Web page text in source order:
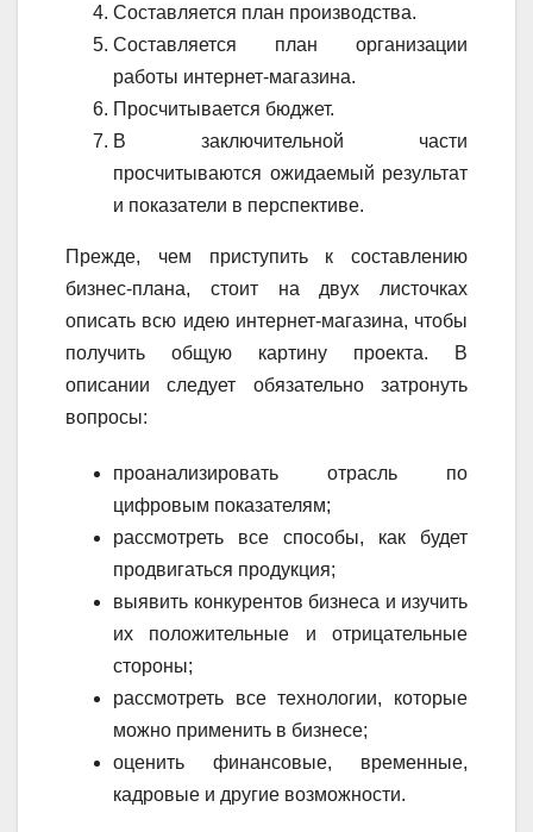
Составляется план производства.
Составляется план организации
работы интернет-магазина.
Просчитывается бюджет.
В заключительной части
просчитываются ожидаемый результат
и показатели в перспективе.
Прежде, чем приступить к составлению
бизнес-плана, стоит на двух листочках
описать всю идею интернет-магазина, чтобы
получить общую картину проекта. В
описании следует обязательно затронуть
вопросы:
проанализировать отрасль по
цифровым показателям;
рассмотреть все способы, как будет
продвигаться продукция;
выявить конкурентов бизнеса и изучить
их положительные и отрицательные
стороны;
рассмотреть все технологии, которые
можно применить в бизнесе;
оценить финансовые, временные,
кадровые и другие возможности.